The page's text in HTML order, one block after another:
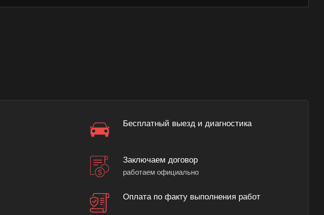
Бесплатный выезд и диагностика
Заключаем договор
работаем официально
Оплата по факту выполнения работ